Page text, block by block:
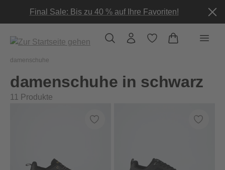
springenFinal Sale: Bis zu 40 % auf Ihre Favoriten!
damenschuhe
damenschuhe in schwarz
11 Produkte